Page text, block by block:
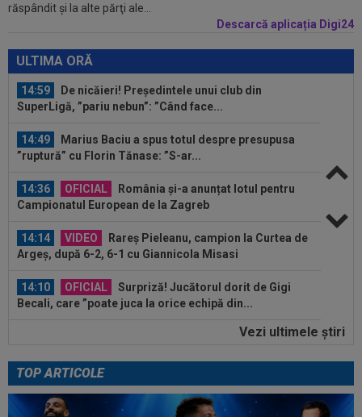
răspândit şi la alte părţi ale...
Descarcă aplicația Digi24
ULTIMA ORĂ
Darius Olaru a fost rezervă și...
Roș-albaștrii, ”ca acasă” la...
14:59
De nicăieri! Președintele unui club din
SuperLigă, ”pariu nebun”: ”Când face...
14:49
Marius Baciu a spus totul despre presupusa
”ruptură” cu Florin Tănase: ”S-ar...
14:36 OFICIAL
România și-a anunțat lotul pentru
Campionatul European de la Zagreb
14:14 VIDEO
Rareș Pieleanu, campion la Curtea de
Argeș, după 6-2, 6-1 cu Giannicola Misasi
14:10 OFICIAL
Surpriză! Jucătorul dorit de Gigi
Becali, care ”poate juca la orice echipă din...
Radu Naum a rămas ”mască”, după ce
13:47
Antrenorul lui Union SG a dat verdictul, după ce
Darius Olaru a fost rezervă și...
Vezi ultimele ştiri
TOP ARTICOLE